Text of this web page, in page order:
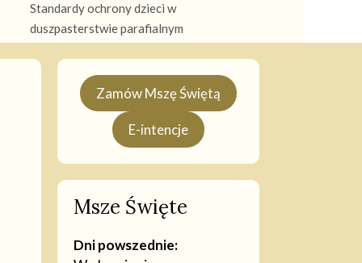
Standardy ochrony dzieci w
duszpasterstwie parafialnym
Zamów Mszę Świętą
E-intencje
Msze Święte
Dni powszednie: